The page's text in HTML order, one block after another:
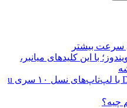
سرعت بیشتر
با این کلیدهای میانبر،
چیه؟